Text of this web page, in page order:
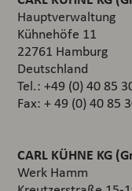
Hauptverwaltung
Kühnehöfe 11
22761 Hamburg
Deutschland
Tel.: +49 (0) 40 85
Fax: + 49 (0) 40 85
CARL KÜHNE KG
Werk Hamm